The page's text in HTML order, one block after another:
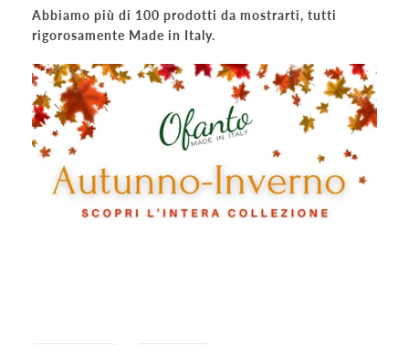
Abbiamo più di 100 prodotti da mostrarti, tutti
rigorosamente Made in Italy.